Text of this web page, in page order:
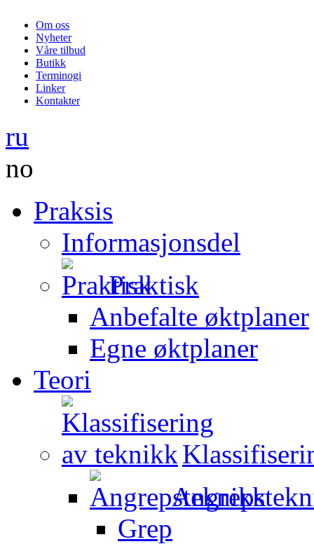
Om oss
Nyheter
Våre tilbud
Butikk
Terminogi
Linker
Kontakter
ru
no
Praksis
Informasjonsdel
Praktisk
Anbefalte øktplaner
Egne øktplaner
Teori
Grep